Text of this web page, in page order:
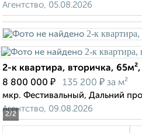
Агентство, 05.08.2026
2/2
2-к квартира, вторичка,
8 800 000 ₽ 135 200 ₽ за м²
мкр. Фестивальный, Дальний
Агентство, 09.08.2026